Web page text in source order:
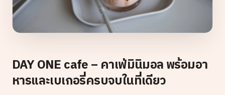
DAY ONE cafe – คาเฟ่มินิมอล พร้อมอา
หารและเบเกอรี่ครบจบในที่เดียว